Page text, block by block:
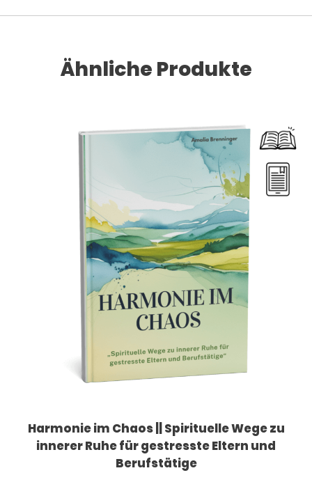
Ähnliche Produkte
Harmonie im Chaos || Spirituelle Wege zu
innerer Ruhe für gestresste Eltern und
Berufstätige